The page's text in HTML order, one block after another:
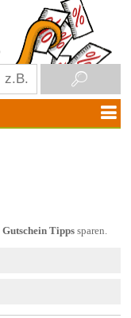
Gutschein Tippssparen.